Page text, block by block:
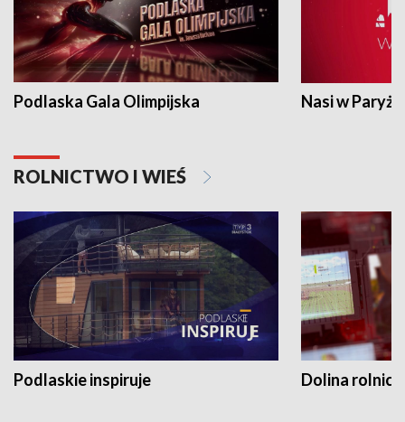
Podlaska Gala Olimpijska Nasi w Paryżu
ROLNICTWO I WIEŚ
Podlaskie inspiruje Dolina